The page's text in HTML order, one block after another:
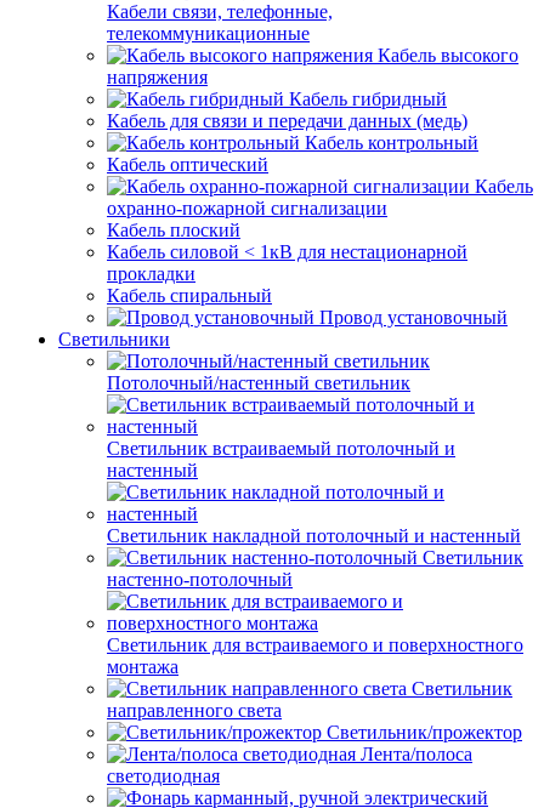
Кабели связи, телефонные,
телекоммуникационные
Кабель высокого
напряжения
Кабель гибридный
Кабель для связи и передачи данных (медь)
Кабель контрольный
Кабель оптический
Кабель
охранно-пожарной сигнализации
Кабель плоский
Кабель силовой < 1кВ для нестационарной
прокладки
Кабель спиральный
Провод установочный
Светильники
Потолочный/настенный светильник
Светильник встраиваемый потолочный и
настенный
Светильник накладной потолочный и настенный
Светильник
настенно-потолочный
Светильник для встраиваемого и поверхностного
монтажа
Светильник
направленного света
Светильник/прожектор
Лента/полоса
светодиодная